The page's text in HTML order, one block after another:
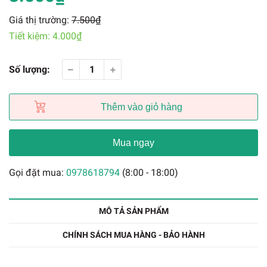
Giá thị trường: 7.500₫
Tiết kiệm: 4.000₫
Số lượng:
Thêm vào giỏ hàng
Mua ngay
Gọi đặt mua: 0978618794 (8:00 - 18:00)
MÔ TẢ SẢN PHẨM
CHÍNH SÁCH MUA HÀNG - BẢO HÀNH